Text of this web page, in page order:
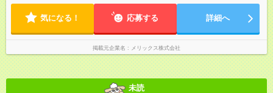
気になる！ 応募する 詳細へ
掲載元企業名 メリックス株式会社
未読